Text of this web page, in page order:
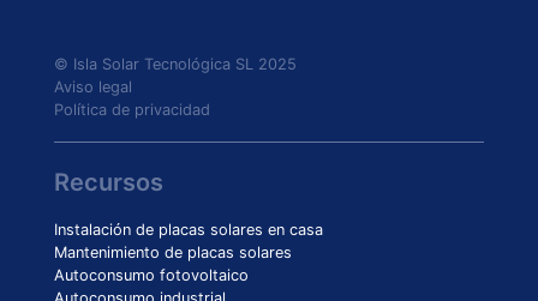
© Isla Solar Tecnológica SL 2025
Aviso legal
Política de privacidad
Recursos
Instalación de placas solares en casa
Mantenimiento de placas solares
Autoconsumo fotovoltaico